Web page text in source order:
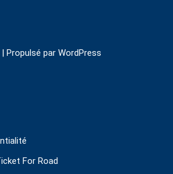
| Propulsé par WordPress
For Road